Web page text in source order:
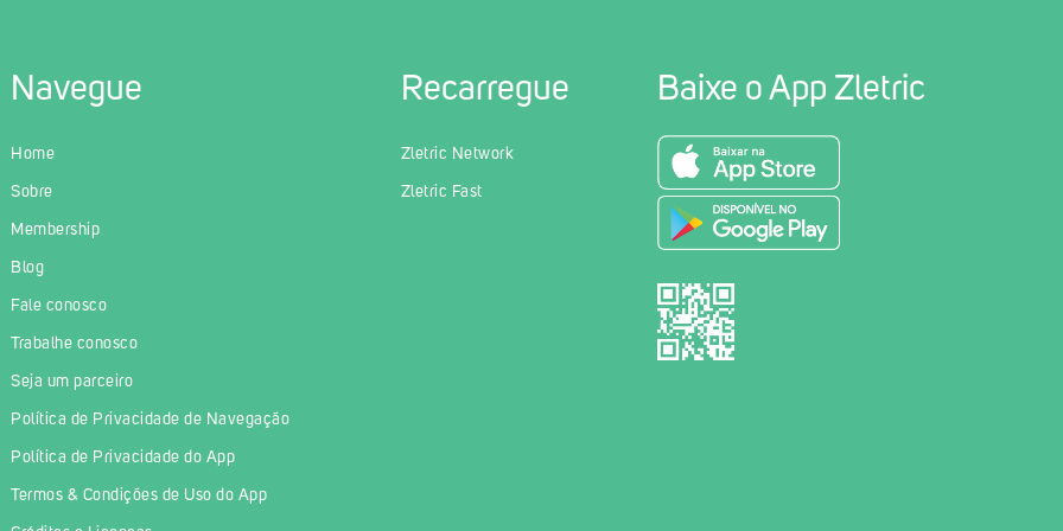
Navegue
Home
Sobre
Membership
Blog
Fale conosco
Trabalhe conosco
Seja um parceiro
Política de Privacidade de Navegação
Política de Privacidade do App
Termos & Condições de Uso do App
Recarregue
Zletric Network
Zletric Fast
Baixe o App Zletric